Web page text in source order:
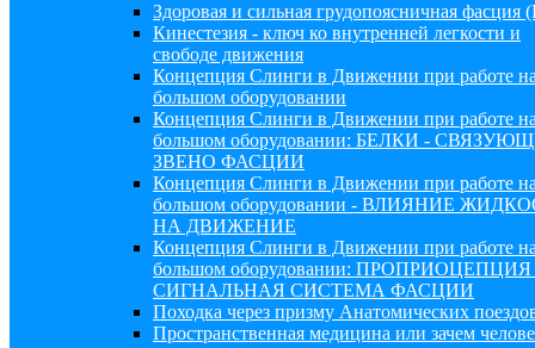
Здоровая и сильная грудопоясничная
Кинестезия - ключ ко внутренней легкости и
свободе движения
Концепция Слинги в Движении при работе на
большом оборудовании
Концепция Слинги в Движении при работе на
большом оборудовании: БЕЛКИ -
ЗВЕНО ФАСЦИИ
Концепция Слинги в Движении при работе на
большом оборудовании - ВЛИЯНИЕ
НА ДВИЖЕНИЕ
Концепция Слинги в Движении при работе на
большом оборудовании: ПРОПРИОЦЕПЦИЯ
СИГНАЛЬНАЯ СИСТЕМА ФАСЦИИ
Походка через призму Анатомических
Пространственная медицина или зачем